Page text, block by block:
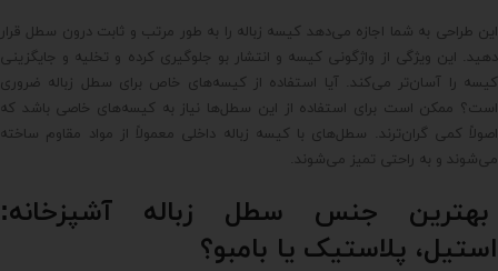
این طراحی به شما اجازه می‌دهد کیسه زباله را به طور مرتب و ثابت درون سطل قرار
دهید. این ویژگی از واژگونی کیسه و انتشار بو جلوگیری کرده و تخلیه و جایگزینی
کیسه را آسان‌تر می‌کند. آیا استفاده از کیسه‌های خاص برای سطل زباله ضروری
است؟ ممکن است برای استفاده از این سطل‌ها نیاز به کیسه‌های خاصی باشد که
اصولاً کمی گران‌ترند. سطل‌های با کیسه زباله داخلی معمولاً از مواد مقاوم ساخته
می‌شوند و به راحتی تمیز می‌شوند.
بهترین جنس سطل زباله آشپزخانه:
استیل، پلاستیک یا بامبو؟